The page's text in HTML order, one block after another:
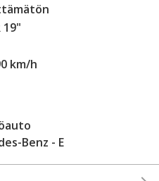
19"
km/h
Benz - E